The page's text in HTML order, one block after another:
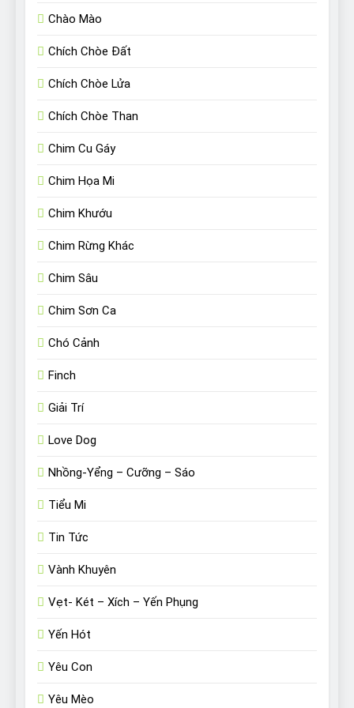
Chào Mào
Chích Chòe Đất
Chích Chòe Lửa
Chích Chòe Than
Chim Cu Gáy
Chim Họa Mi
Chim Khướu
Chim Rừng Khác
Chim Sâu
Chim Sơn Ca
Chó Cảnh
Finch
Giải Trí
Love Dog
Nhồng-Yểng – Cưỡng – Sáo
Tiểu Mi
Tin Tức
Vành Khuyên
Vẹt- Két – Xích – Yến Phụng
Yến Hót
Yêu Con
Yêu Mèo